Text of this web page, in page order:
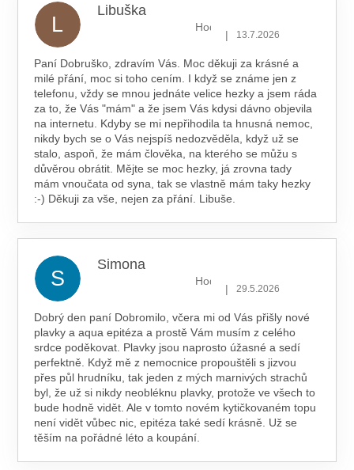
L
Libuška
Hodnocení obchodu je 5 z 5
| 13.7.2026
Paní Dobruško, zdravím Vás. Moc děkuji za krásné a
milé přání, moc si toho cením. I když se známe jen z
telefonu, vždy se mnou jednáte velice hezky a jsem ráda
za to, že Vás "mám" a že jsem Vás kdysi dávno objevila
na internetu. Kdyby se mi nepřihodila ta hnusná nemoc,
nikdy bych se o Vás nejspíš nedozvěděla, když už se
stalo, aspoň, že mám člověka, na kterého se můžu s
důvěrou obrátit. Mějte se moc hezky, já zrovna tady
mám vnoučata od syna, tak se vlastně mám taky hezky
:-) Děkuji za vše, nejen za přání. Libuše.
S
Simona
Hodnocení obchodu je 5 z 5
| 29.5.2026
Dobrý den paní Dobromilo, včera mi od Vás přišly nové
plavky a aqua epitéza a prostě Vám musím z celého
srdce poděkovat. Plavky jsou naprosto úžasné a sedí
perfektně. Když mě z nemocnice propouštěli s jizvou
přes půl hrudníku, tak jeden z mých marnivých strachů
byl, že už si nikdy neobléknu plavky, protože ve všech to
bude hodně vidět. Ale v tomto novém kytičkovaném topu
není vidět vůbec nic, epitéza také sedí krásně. Už se
těším na pořádné léto a koupání.